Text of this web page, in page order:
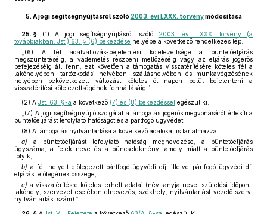
5. A jogi segítségnyújtásról szóló 2003. évi LXXX. törvénymódosítása
25. § (1) A jogi segítségnyújtásról szóló
2003. évi LXXX. törvény (a
továbbiakban: Jst.) 63. § (6) bekezdése helyébe a következő rendelkezés lép:
„(6) A fél adatváltozás-bejelentési kötelezettsége a büntetőeljárás
megszüntetéséig, a vádemelés részbeni mellőzéséig vagy az eljárás jogerős
befejezéséig áll fenn, ezt követően a támogatás visszatérítésére köteles fél a
lakóhelyében, tartózkodási helyében, szálláshelyében és munkavégzésének
helyében bekövetkezett változást köteles öt napon belül bejelenteni a
visszatérítési kötelezettségének fennállásáig.”
(2) A Jst. 63. §-a a következő (7) és (8) bekezdéssel egészül ki:
„(7) A jogi segítségnyújtó szolgálat a támogatás jogerős megvonásáról értesíti a
büntetőeljárást lefolytató hatóságot és a pártfogó ügyvédet.
(8) A támogatás nyilvántartása a következő adatokat is tartalmazza:
a) a büntetőeljárást lefolytató hatóság megnevezése, a büntetőeljárás
ügyszáma, a felek neve és a bűncselekmény, amely miatt a büntetőeljárás
folyik,
b) a fél helyett előlegezett pártfogó ügyvédi díj, illetve pártfogó ügyvédi díj
eljárási előlegének összege,
c) a visszatérítésre köteles terhelt adatai (név, anyja neve, születési időpont,
lakóhely; szervezet esetében elnevezés, székhely, nyilvántartást vezető szerv,
nyilvántartási szám).”